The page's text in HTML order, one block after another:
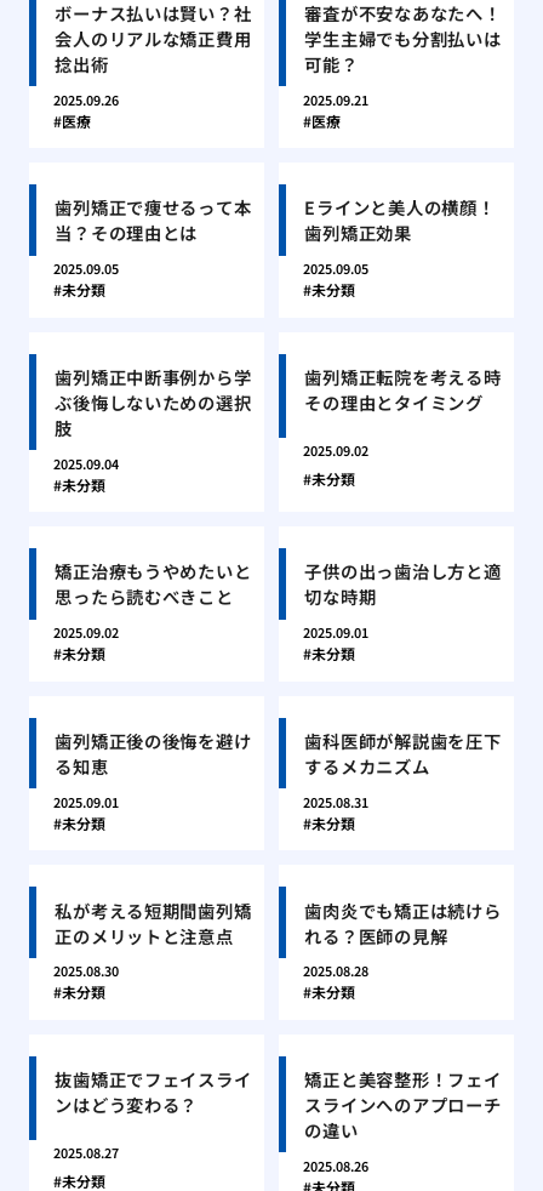
ボーナス払いは賢い？社
会人のリアルな矯正費用
捻出術
2025.09.26
医療
審査が不安なあなたへ！
学生主婦でも分割払いは
可能？
2025.09.21
医療
歯列矯正で痩せるって本
当？その理由とは
2025.09.05
未分類
Eラインと美人の横顔！
歯列矯正効果
2025.09.05
未分類
歯列矯正中断事例から学
ぶ後悔しないための選択
肢
2025.09.04
未分類
歯列矯正転院を考える時
その理由とタイミング
2025.09.02
未分類
矯正治療もうやめたいと
思ったら読むべきこと
2025.09.02
未分類
子供の出っ歯治し方と適
切な時期
2025.09.01
未分類
歯列矯正後の後悔を避け
る知恵
2025.09.01
未分類
歯科医師が解説歯を圧下
するメカニズム
2025.08.31
未分類
私が考える短期間歯列矯
正のメリットと注意点
2025.08.30
未分類
歯肉炎でも矯正は続けら
れる？医師の見解
2025.08.28
未分類
抜歯矯正でフェイスライ
ンはどう変わる？
2025.08.27
未分類
矯正と美容整形！フェイ
スラインへのアプローチ
の違い
2025.08.26
未分類